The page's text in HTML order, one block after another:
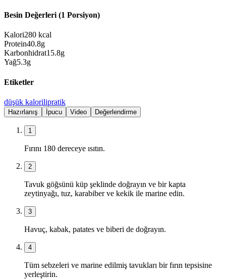
Besin Değerleri (1 Porsiyon)
Kalori280 kcal
Protein40.8g
Karbonhidrat15.8g
Yağ5.3g
Etiketler
düşük kalorilipratik
Hazırlanış İpucu Video Değerlendirme
1
Fırını 180 dereceye ısıtın.
2
Tavuk göğsünü küp şeklinde doğrayın ve bir kapta
zeytinyağı, tuz, karabiber ve kekik ile marine edin.
3
Havuç, kabak, patates ve biberi de doğrayın.
4
Tüm sebzeleri ve marine edilmiş tavukları bir fırın tepsisine
yerleştirin.